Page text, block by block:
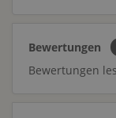
Bewertungen
Bewertungen